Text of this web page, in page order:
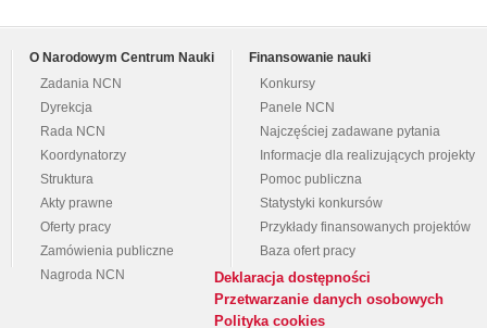
O Narodowym Centrum Nauki
Zadania NCN
Dyrekcja
Rada NCN
Koordynatorzy
Struktura
Akty prawne
Oferty pracy
Zamówienia publiczne
Nagroda NCN
Finansowanie nauki
Konkursy
Panele NCN
Najczęściej zadawane pytania
Informacje dla realizujących projekty
Pomoc publiczna
Statystyki konkursów
Przykłady finansowanych projektów
Baza ofert pracy
Deklaracja dostępności
Przetwarzanie danych osobowych
Polityka cookies